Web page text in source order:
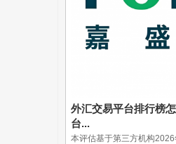
外汇交易平台排行榜
台...
本评估基于第三方机构